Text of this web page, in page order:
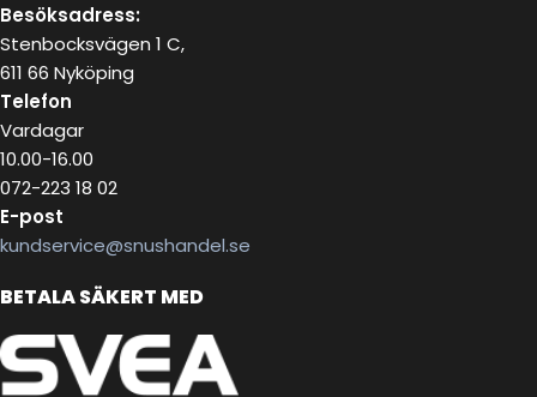
Besöksadress:
Stenbocksvägen 1 C,
611 66 Nyköping
Telefon
Vardagar
10.00-16.00
072-223 18 02
E-post
kundservice@snushandel.se
BETALA SÄKERT MED